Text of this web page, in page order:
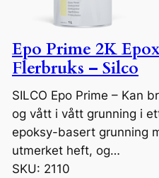
Epo Prime 2K
Flerbruks – Silco
SILCO Epo Prime – Kan
og vått i vått grunning i
epoksy-basert grunning
utmerket heft, og…
SKU: 2110